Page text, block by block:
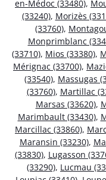
en-Médoc (33480),
(33240), Morizès
(33760),
Monprimblanc
(33710), Mios (33380),
Mérignac (33700),
(33540), Massugas
(33760), Martillac
Marsas (33620),
Marimbault (33430),
Marcillac (33860),
Maransin (33230),
(33830), Lugasson
(33290), Lucmau